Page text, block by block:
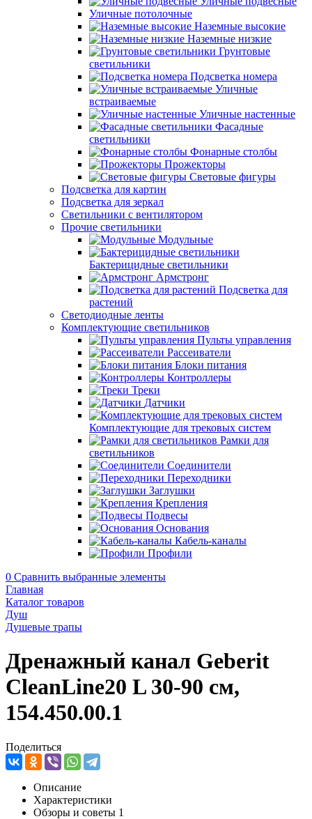
Уличные потолочные
Наземные высокие
Наземные низкие
Грунтовые
светильники
Подсветка номера
Уличные
встраиваемые
Уличные настенные
Фасадные
светильники
Фонарные столбы
Прожекторы
Световые фигуры
Подсветка для картин
Подсветка для зеркал
Светильники с вентилятором
Прочие светильники
Модульные
Бактерицидные светильники
Армстронг
Подсветка для
растений
Светодиодные ленты
Комплектующие светильников
Пульты управления
Рассеиватели
Блоки питания
Контроллеры
Треки
Датчики
Комплектующие для трековых систем
Рамки для
светильников
Соединители
Переходники
Заглушки
Крепления
Подвесы
Основания
Кабель-каналы
Профили
0 Сравнить выбранные элементы
Главная
Каталог товаров
Душ
Душевые трапы
Дренажный канал Geberit
CleanLine20 L 30-90 см,
154.450.00.1
Поделиться
Описание
Характеристики
Обзоры и советы 1